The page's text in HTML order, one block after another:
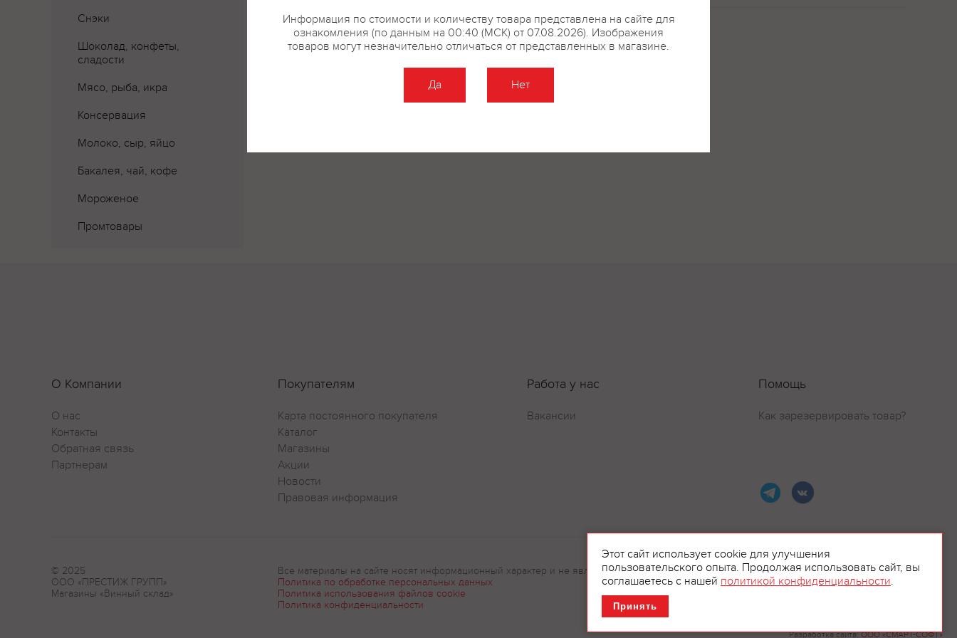
Снэки
Шоколад, конфеты,
сладости
Мясо, рыба, икра
Консервация
Молоко, сыр, яйцо
Бакалея, чай, кофе
Мороженое
Промтовары
Разработка сайта:ООО «СМАРТ-СОФТ»
О Компании
О нас
Контакты
Обратная связь
Партнерам
Покупателям
Карта постоянного покупателя
Каталог
Магазины
Акции
Новости
Правовая информация
Работа у нас
Вакансии
Помощь
Как зарезервировать товар?
© 2025
ООО «ПРЕСТИЖ ГРУПП»
Магазины «Винный склад»
Все материалы на сайте носят информационный характер и не являются рекламой.
Политика по обработке персональных данных
Политика использования файлов cookie
Политика конфиденциальности
Этот сайт использует cookie для улучшения
пользовательского опыта. Продолжая использовать сайт, вы
соглашаетесь с нашей политикой конфиденциальности.
Принять
Информация по стоимости и количеству товара представлена на сайте для
ознакомления (по данным на 00:40 (МСК) от 07.08.2026). Изображения
товаров могут незначительно отличаться от представленных в магазине.
Да Нет